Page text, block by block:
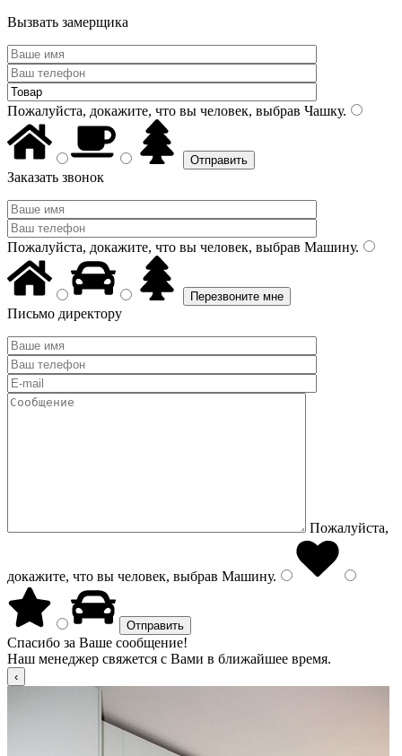
Вызвать замерщика
Пожалуйста, докажите, что вы человек, выбрав Чашку.
Заказать звонок
Пожалуйста, докажите, что вы человек, выбрав Машину.
Письмо директору
Пожалуйста,
докажите, что вы человек, выбрав Машину.
Спасибо за Ваше сообщение!
Наш менеджер свяжется с Вами в ближайшее время.